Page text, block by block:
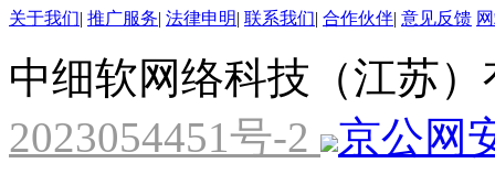
关于我们| 推广服务| 法律申明| 联系我们| 合作伙伴| 意见反馈
中细软网络科技（江苏
2023054451号-2
京公网